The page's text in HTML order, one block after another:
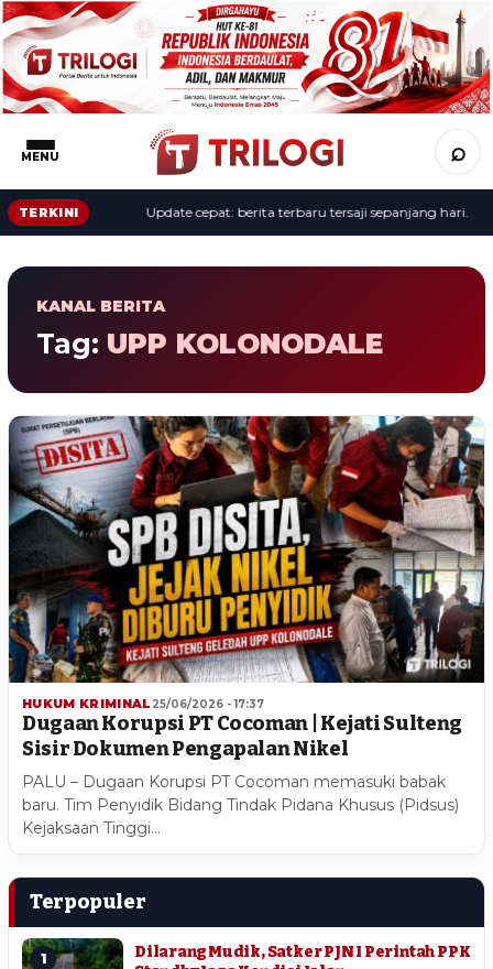
MENU ⌕
TERKINI Update cepat: berita terbaru tersaji sepanjang hari.
KANAL BERITA
Tag: UPP KOLONODALE
HUKUM KRIMINAL 25/06/2026 - 17:37
Dugaan Korupsi PT Cocoman | Kejati Sulteng
Sisir Dokumen Pengapalan Nikel
PALU – Dugaan Korupsi PT Cocoman memasuki babak
baru. Tim Penyidik Bidang Tindak Pidana Khusus (Pidsus)
Kejaksaan Tinggi…
Terpopuler
1
Dilarang Mudik, Satker PJN I Perintah PPK